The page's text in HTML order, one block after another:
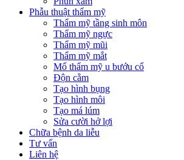
Phẫu thuật thẩm mỹ
Thẩm mỹ tầng sinh môn
Thẩm mỹ ngực
Thẩm mỹ mũi
Thẩm mỹ mắt
Mổ thẩm mỹ u bướu cổ
Độn cằm
Tạo hình bụng
Tạo hình môi
Tạo má lúm
Sửa cười hở lợi
Chữa bệnh da liễu
Tư vấn
Liên hệ